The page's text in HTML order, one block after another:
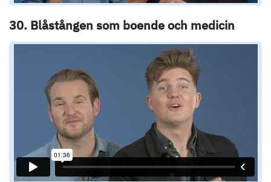
30. Blåstången som boende och medicin